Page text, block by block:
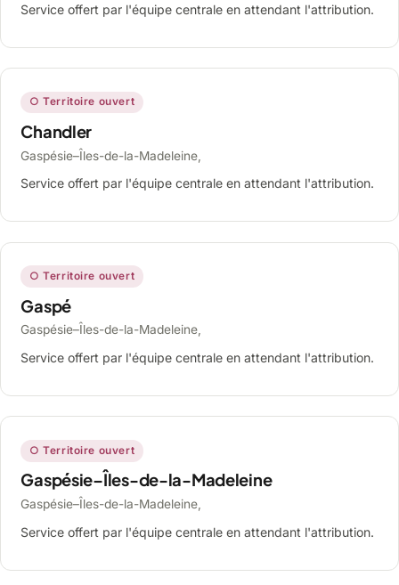
Service offert par l'équipe centrale en attendant l'attribution.
○ Territoire ouvert
Chandler
Gaspésie–Îles-de-la-Madeleine,
Service offert par l'équipe centrale en attendant l'attribution.
○ Territoire ouvert
Gaspé
Gaspésie–Îles-de-la-Madeleine,
Service offert par l'équipe centrale en attendant l'attribution.
○ Territoire ouvert
Gaspésie–Îles-de-la-Madeleine
Gaspésie–Îles-de-la-Madeleine,
Service offert par l'équipe centrale en attendant l'attribution.